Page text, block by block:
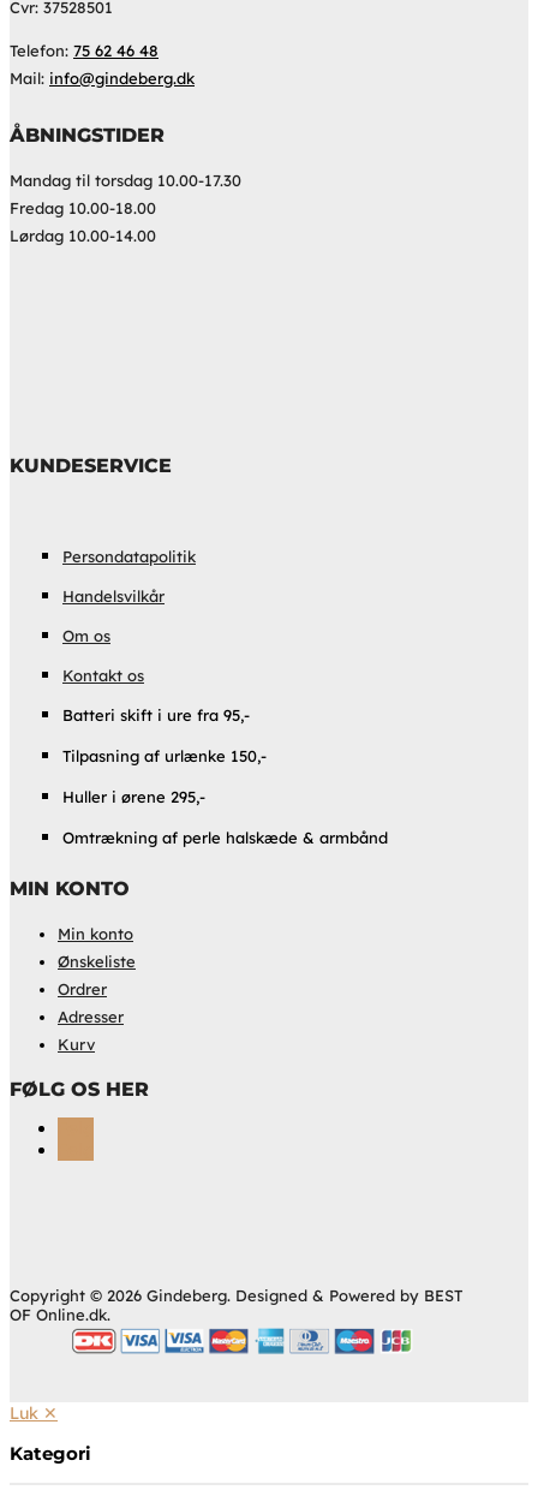
Cvr: 37528501
Telefon: 75 62 46 48
Mail: info@gindeberg.dk
ÅBNINGSTIDER
Mandag til torsdag 10.00-17.30
Fredag 10.00-18.00
Lørdag 10.00-14.00
KUNDESERVICE
Persondatapolitik
Handelsvilkår
Om os
Kontakt os
Batteri skift i ure fra 95,-
Tilpasning af urlænke 150,-
Huller i ørene 295,-
Omtrækning af perle halskæde & armbånd
MIN KONTO
Min konto
Ønskeliste
Ordrer
Adresser
Kurv
FØLG OS HER
Copyright © 2026 Gindeberg. Designed & Powered by BEST
OF Online.dk.
Luk ✕
Kategori